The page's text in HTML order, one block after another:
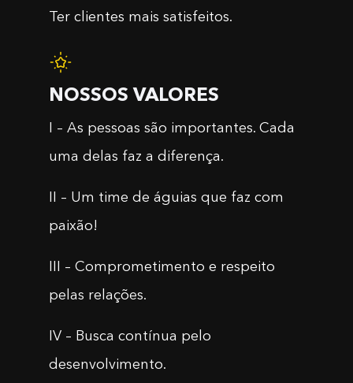
Ter clientes mais satisfeitos.
NOSSOS VALORES
I – As pessoas são importantes. Cada
uma delas faz a diferença.
II – Um time de águias que faz com
paixão!
III – Comprometimento e respeito
pelas relações.
IV – Busca contínua pelo
desenvolvimento.